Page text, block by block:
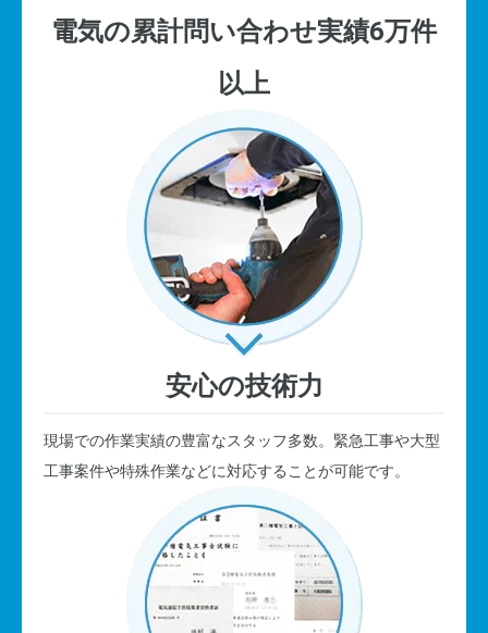
電気の累計問い合わせ実績6万件
以上
安心の技術力
現場での作業実績の豊富なスタッフ多数。緊急工事や大型
工事案件や特殊作業などに対応することが可能です。